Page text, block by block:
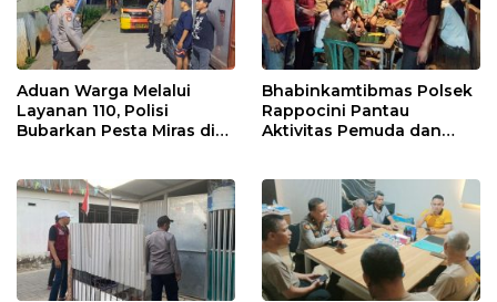
Aduan Warga Melalui
Layanan 110, Polisi
Bubarkan Pesta Miras di
Bhabinkamtibmas Polsek
Rappocini Pantau
Aktivitas Pemuda dan